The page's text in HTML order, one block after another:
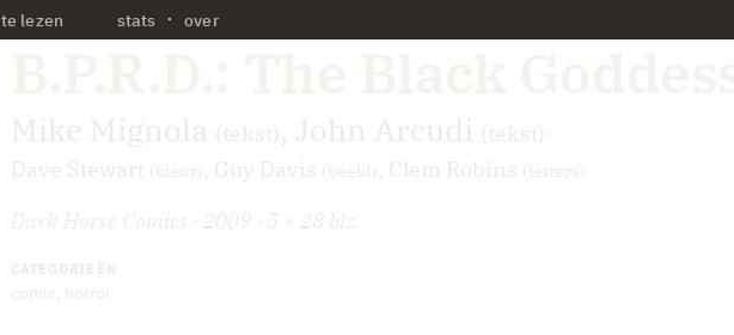
te lezen stats · over
Mike Mignola (tekst), John Arcudi (tekst)
Dave Stewart (kleur) , Guy Davis (beeld) , Clem Robins (letters)
Dark Horse Comics · 2009 · 5 × 28 blz.
CATEGORIEËN
comic horror